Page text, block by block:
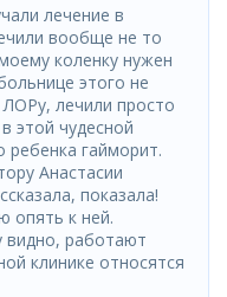
лечение в
вообще не то
коленку нужен
этого не
ЛОРу, лечили просто
этой чудесной
ребенка гайморит.
Анастасии
показала!
опять к ней.
видно, работают
клинике относятся